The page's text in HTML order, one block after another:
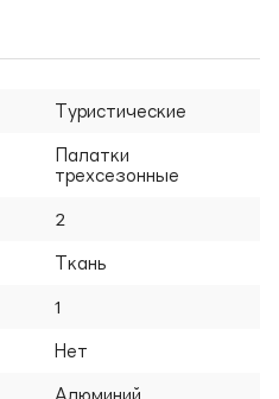
Туристические
Палатки
трехсезонные
2
Ткань
1
Нет
Алюминий